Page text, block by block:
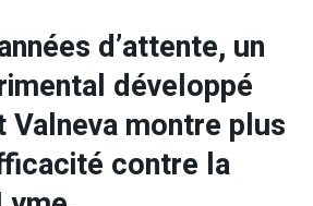
d’attente, un
développé
montre plus
contre la